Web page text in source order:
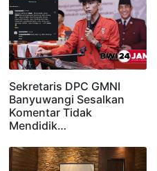
Sekretaris DPC GMNI
Banyuwangi Sesalkan
Komentar Tidak
Mendidik…